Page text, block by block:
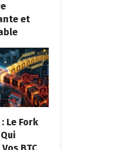
et
Le Fork